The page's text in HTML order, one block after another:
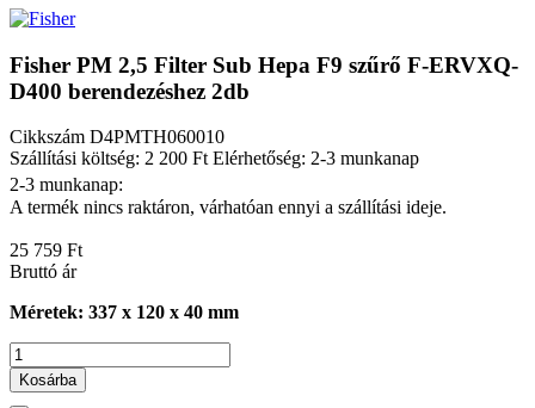
Fisher PM 2,5 Filter Sub Hepa F9 szűrő F-ERVXQ-
D400 berendezéshez 2db
Cikkszám D4PMTH060010
Szállítási költség: 2 200 FtElérhetőség: 2-3 munkanap
2-3 munkanap:
A termék nincs raktáron, várhatóan ennyi a szállítási ideje.
25 759 Ft
Bruttó ár
Méretek: 337 x 120 x 40 mm
Kosárba